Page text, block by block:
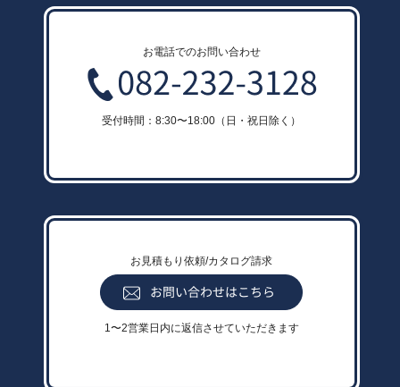
お電話でのお問い合わせ
受付時間：8:30〜18:00（日・祝日除く）
お見積もり依頼/カタログ請求
1〜2営業日内に返信させていただきます